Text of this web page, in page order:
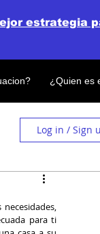
¿Quien es
estrategia
Log in / Sign
para ti